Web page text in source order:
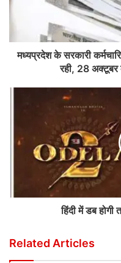
मध्यप्रदेश के सरकारी
रही, 28 अक्टूबर
हिंदी में डब
Related Articles